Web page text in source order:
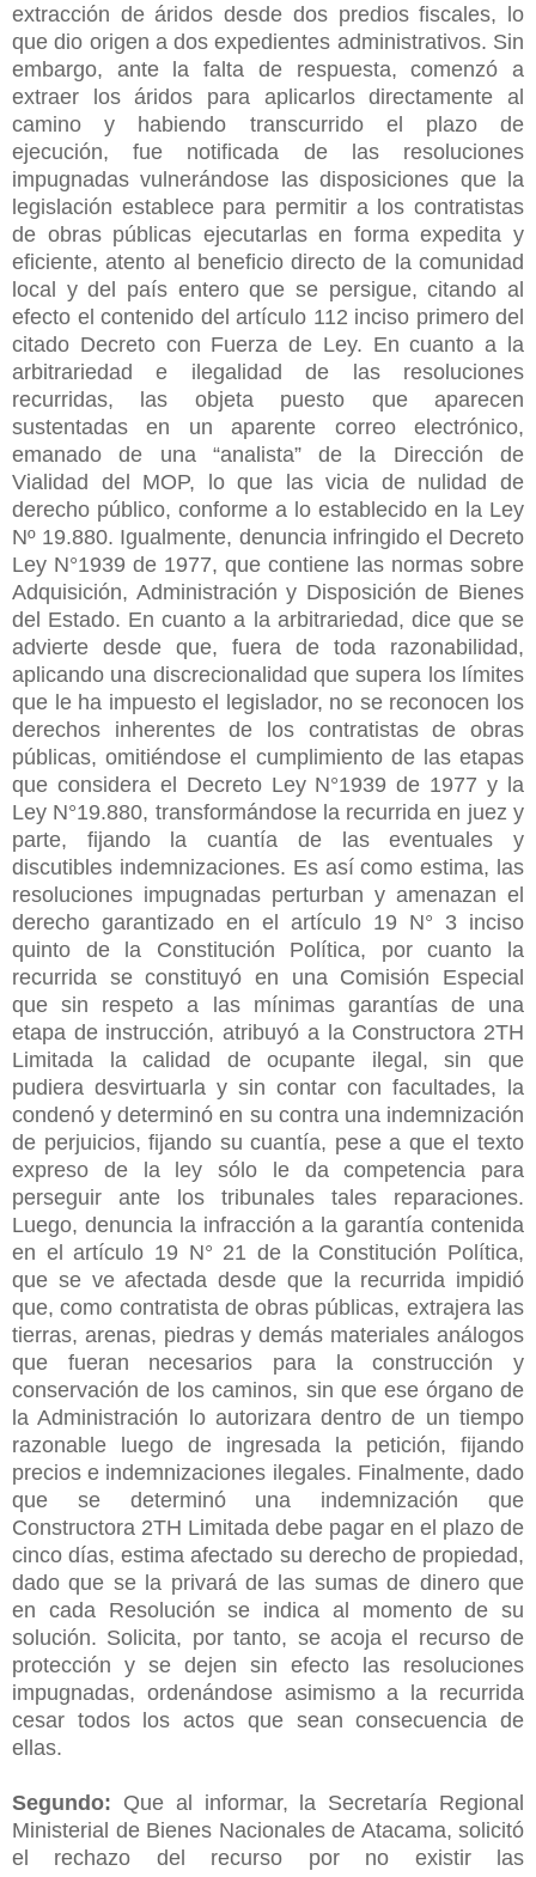
extracción de áridos desde dos predios fiscales, lo
que dio origen a dos expedientes administrativos. Sin
embargo, ante la falta de respuesta, comenzó a
extraer los áridos para aplicarlos directamente al
camino y habiendo transcurrido el plazo de
ejecución, fue notificada de las resoluciones
impugnadas vulnerándose las disposiciones que la
legislación establece para permitir a los contratistas
de obras públicas ejecutarlas en forma expedita y
eficiente, atento al beneficio directo de la comunidad
local y del país entero que se persigue, citando al
efecto el contenido del artículo 112 inciso primero del
citado Decreto con Fuerza de Ley. En cuanto a la
arbitrariedad e ilegalidad de las resoluciones
recurridas, las objeta puesto que aparecen
sustentadas en un aparente correo electrónico,
emanado de una “analista” de la Dirección de
Vialidad del MOP, lo que las vicia de nulidad de
derecho público, conforme a lo establecido en la Ley
Nº 19.880. Igualmente, denuncia infringido el Decreto
Ley N°1939 de 1977, que contiene las normas sobre
Adquisición, Administración y Disposición de Bienes
del Estado. En cuanto a la arbitrariedad, dice que se
advierte desde que, fuera de toda razonabilidad,
aplicando una discrecionalidad que supera los límites
que le ha impuesto el legislador, no se reconocen los
derechos inherentes de los contratistas de obras
públicas, omitiéndose el cumplimiento de las etapas
que considera el Decreto Ley N°1939 de 1977 y la
Ley N°19.880, transformándose la recurrida en juez y
parte, fijando la cuantía de las eventuales y
discutibles indemnizaciones. Es así como estima, las
resoluciones impugnadas perturban y amenazan el
derecho garantizado en el artículo 19 N° 3 inciso
quinto de la Constitución Política, por cuanto la
recurrida se constituyó en una Comisión Especial
que sin respeto a las mínimas garantías de una
etapa de instrucción, atribuyó a la Constructora 2TH
Limitada la calidad de ocupante ilegal, sin que
pudiera desvirtuarla y sin contar con facultades, la
condenó y determinó en su contra una indemnización
de perjuicios, fijando su cuantía, pese a que el texto
expreso de la ley sólo le da competencia para
perseguir ante los tribunales tales reparaciones.
Luego, denuncia la infracción a la garantía contenida
en el artículo 19 N° 21 de la Constitución Política,
que se ve afectada desde que la recurrida impidió
que, como contratista de obras públicas, extrajera las
tierras, arenas, piedras y demás materiales análogos
que fueran necesarios para la construcción y
conservación de los caminos, sin que ese órgano de
la Administración lo autorizara dentro de un tiempo
razonable luego de ingresada la petición, fijando
precios e indemnizaciones ilegales. Finalmente, dado
que se determinó una indemnización que
Constructora 2TH Limitada debe pagar en el plazo de
cinco días, estima afectado su derecho de propiedad,
dado que se la privará de las sumas de dinero que
en cada Resolución se indica al momento de su
solución. Solicita, por tanto, se acoja el recurso de
protección y se dejen sin efecto las resoluciones
impugnadas, ordenándose asimismo a la recurrida
cesar todos los actos que sean consecuencia de
ellas.
Segundo: Que al informar, la Secretaría Regional
Ministerial de Bienes Nacionales de Atacama, solicitó
el rechazo del recurso por no existir las